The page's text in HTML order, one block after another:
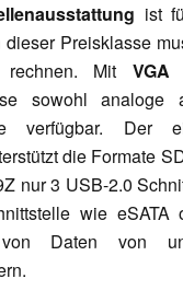
ist
dieser Preisklasse
rechnen. Mit VGA
sowohl
verfügbar. Der
die Formate
nur 3 USB-2.0
wie eSATA
von Daten von